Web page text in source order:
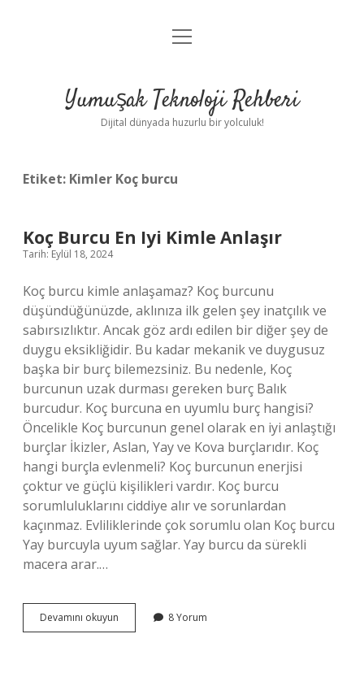
Anasayfa
Yasal Uyarı
menüyü
Yumuşak Teknoloji Rehberi
Dijital dünyada huzurlu bir yolculuk!
Etiket: Kimler Koç burcu
Koç Burcu En Iyi Kimle Anlaşır
Tarih: Eylül 18, 2024
Koç burcu kimle anlaşamaz? Koç burcunu
düşündüğünüzde, aklınıza ilk gelen şey inatçılık ve
sabırsızlıktır. Ancak göz ardı edilen bir diğer şey de
duygu eksikliğidir. Bu kadar mekanik ve duygusuz
başka bir burç bilemezsiniz. Bu nedenle, Koç
burcunun uzak durması gereken burç Balık
burcudur. Koç burcuna en uyumlu burç hangisi?
Öncelikle Koç burcunun genel olarak en iyi anlaştığı
burçlar İkizler, Aslan, Yay ve Kova burçlarıdır. Koç
hangi burçla evlenmeli? Koç burcunun enerjisi
çoktur ve güçlü kişilikleri vardır. Koç burcu
sorumluluklarını ciddiye alır ve sorunlardan
kaçınmaz. Evliliklerinde çok sorumlu olan Koç burcu
Yay burcuyla uyum sağlar. Yay burcu da sürekli
macera arar.…
Devamını okuyun
Burcu
8 Yorum